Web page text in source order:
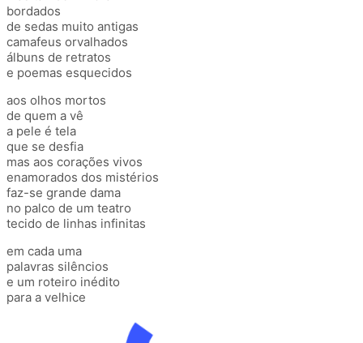
bordados
de sedas muito antigas
camafeus orvalhados
álbuns de retratos
e poemas esquecidos
aos olhos mortos
de quem a vê
a pele é tela
que se desfia
mas aos corações vivos
enamorados dos mistérios
faz-se grande dama
no palco de um teatro
tecido de linhas infinitas
em cada uma
palavras silêncios
e um roteiro inédito
para a velhice